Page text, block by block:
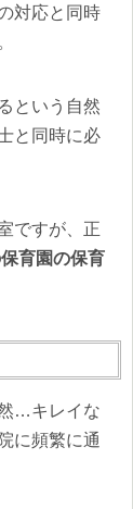
対応と同時
という自然
と同時に必
ですが、正
育園の保育
…キレイな
に頻繁に通